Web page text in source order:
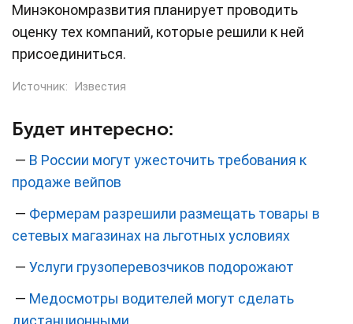
Минэкономразвития планирует проводить
оценку тех компаний, которые решили к ней
присоединиться.
Источник: Известия
Будет интересно:
— В России могут ужесточить требования к
продаже вейпов
— Фермерам разрешили размещать товары в
сетевых магазинах на льготных условиях
— Услуги грузоперевозчиков подорожают
— Медосмотры водителей могут сделать
дистанционными